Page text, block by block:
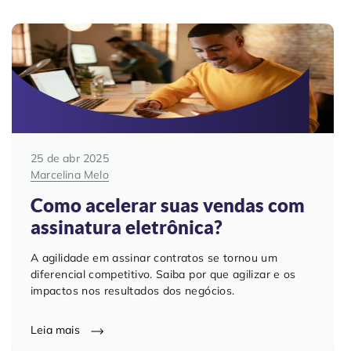
Contabilidade
Jurídico
Imobiliária
Tecnologia
Departamento Pessoal / RH
Indique a ArqSin
Blog
Suporte
Validade Juridica
Validação ITI e Adobe
Jurisprudência
25 de abr 2025
Marcelina Melo
Como acelerar suas vendas com
assinatura eletrônica?
A agilidade em assinar contratos se tornou um
diferencial competitivo. Saiba por que agilizar e os
impactos nos resultados dos negócios.
Leia mais